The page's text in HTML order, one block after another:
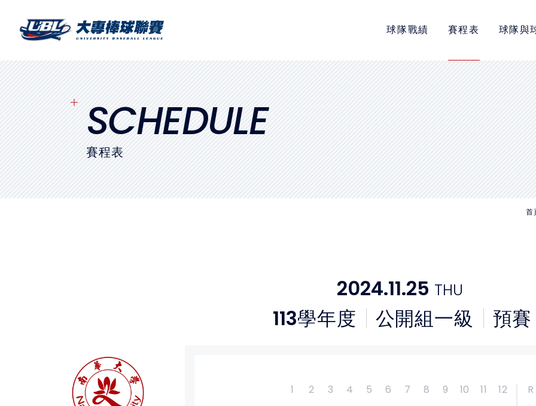
球隊戰績 賽程表 球隊與
SITEMAP
首頁
球隊戰績
賽程表
球隊與球員
裁判
隱私權政策
網站使用條款
LINK
教育部體育署
中華民國大專院校體育總會
SCHEDULE
賽程表
首
2024.11.25 THU
113學年度 公開組一級 預賽
1 2 3 4 5 6 7 8 9 10 11 12 R